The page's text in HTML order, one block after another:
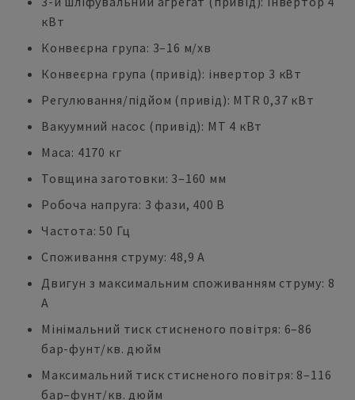
кВт
Конвеєрна група: 3–16 м/хв
Конвеєрна група (привід): інвертор 3 кВт
Регулювання/підйом (привід): MTR 0,37 кВт
Вакуумний насос (привід): MT 4 кВт
Маса: 4170 кг
Товщина заготовки: 3–160 мм
Робоча напруга: 3 фази, 400 В
Частота: 50 Гц
Споживання струму: 48,9 А
Двигун з максимальним споживанням струму: 8
А
Мінімальний тиск стисненого повітря: 6–86
бар-фунт/кв. дюйм
Максимальний тиск стисненого повітря: 8–116
бар–фунт/кв. дюйм